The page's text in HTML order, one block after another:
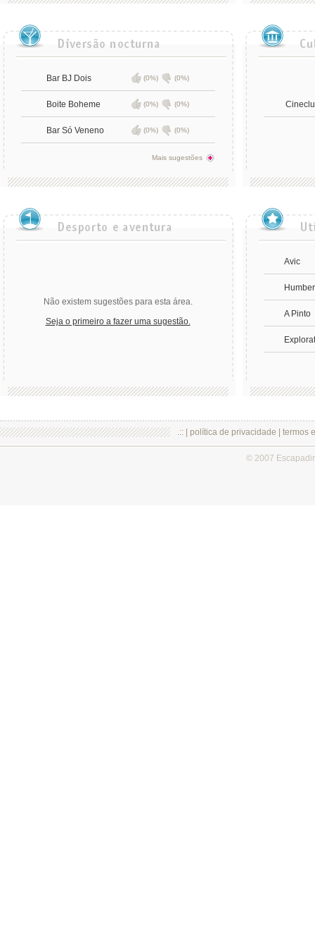
Bar BJ Dois (0%) (0%)
Boite Boheme (0%) (0%)
Bar Só Veneno (0%) (0%)
Mais sugestões
Não existem sugestões para esta área.
Seja o primeiro a fazer uma sugestão.
Avic
A Pinto
.:: | política de privacidade termos
© 2007